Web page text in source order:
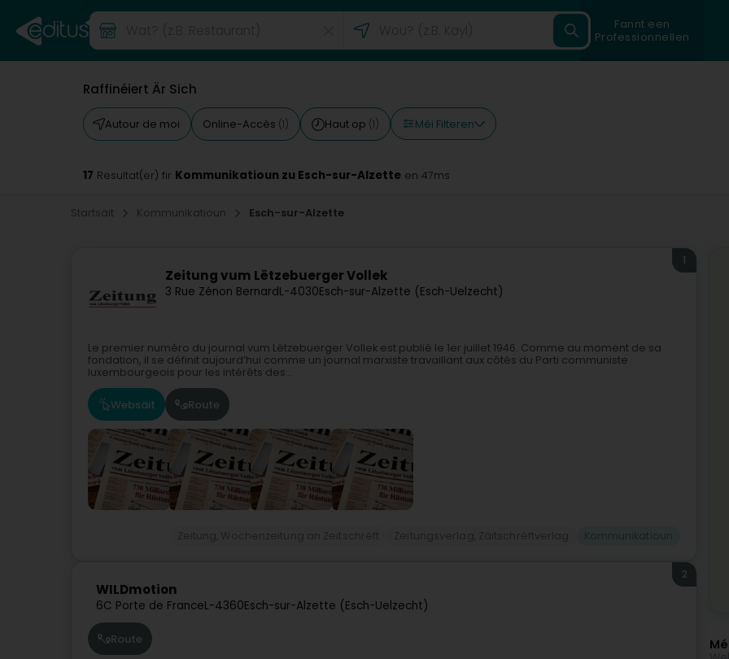
Fannt een
Professionnellen
Raffinéiert Är Sich
Autour de moi Online-Accès (1) Haut op (1) Méi Filteren
17 Resultat(er) fir Kommunikatioun zu Esch-sur-Alzette en 47ms
Startsäit Kommunikatioun Esch-sur-Alzette
Zeitung vum Lëtzebuerger Vollek
3 Rue Zénon BernardL-4030Esch-sur-Alzette (Esch-Uelzecht)
1
Le premier numéro du journal vum Lëtzebuerger Vollek est publié le 1er juillet 1946. Comme au moment de sa
fondation, il se définit aujourd’hui comme un journal marxiste travaillant aux côtés du Parti communiste
luxembourgeois pour les intérêts des...
Websäit Route
WILDmotion
6C Porte de FranceL-4360Esch-sur-Alzette (Esch-Uelzecht)
2
Route